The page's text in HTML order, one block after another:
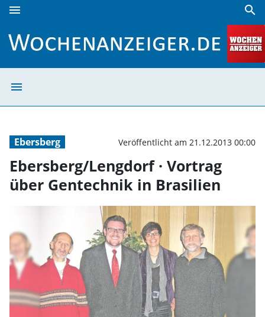
menu search
menu
Ebersberg Veröffentlicht am 21.12.2013 00:00
Ebersberg/Lengdorf · Vortrag
über Gentechnik in Brasilien